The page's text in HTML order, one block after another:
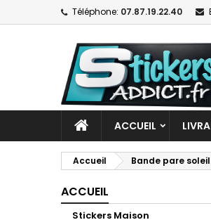
Téléphone: 07.87.19.22.40
ACCUEIL
Accueil Bande pare soleil
ACCUEIL
Stickers Maison